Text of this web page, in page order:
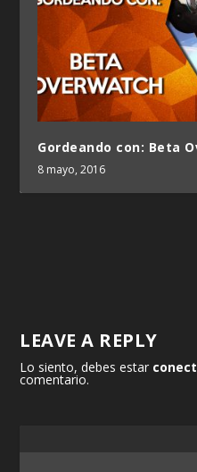
Gordeando con: Beta
8 mayo, 2016
LEAVE A REPLY
Lo siento, debes estar
comentario.